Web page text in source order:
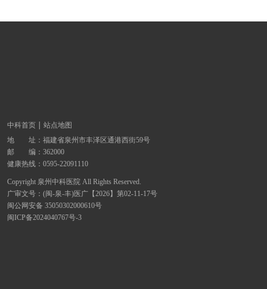
中科首页
站点地图
地 址： 福建省泉州市丰泽区通港西街59号
邮 编：362000
健康热线： 0595-22091110
Copyright 泉州中科医院 All Rights Reserved.
广审文号：(闽-泉-丰)医广【2026】第02-11-17号
闽公网安备 35050302000610号
闽ICP备2024040767号-3